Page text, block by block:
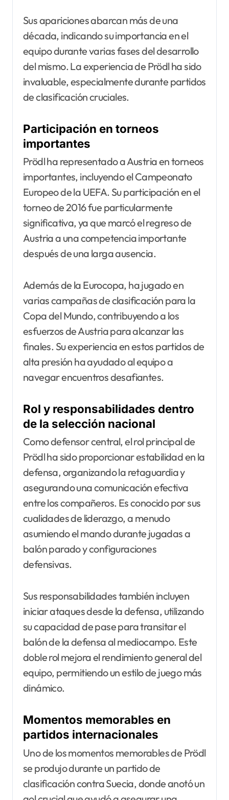
Sus apariciones abarcan más de una
década, indicando su importancia en el
equipo durante varias fases del desarrollo
del mismo. La experiencia de Prödl ha sido
invaluable, especialmente durante partidos
de clasificación cruciales.
Participación en torneos
importantes
Prödl ha representado a Austria en torneos
importantes, incluyendo el Campeonato
Europeo de la UEFA. Su participación en el
torneo de 2016 fue particularmente
significativa, ya que marcó el regreso de
Austria a una competencia importante
después de una larga ausencia.
Además de la Eurocopa, ha jugado en
varias campañas de clasificación para la
Copa del Mundo, contribuyendo a los
esfuerzos de Austria para alcanzar las
finales. Su experiencia en estos partidos de
alta presión ha ayudado al equipo a
navegar encuentros desafiantes.
Rol y responsabilidades dentro
de la selección nacional
Como defensor central, el rol principal de
Prödl ha sido proporcionar estabilidad en la
defensa, organizando la retaguardia y
asegurando una comunicación efectiva
entre los compañeros. Es conocido por sus
cualidades de liderazgo, a menudo
asumiendo el mando durante jugadas a
balón parado y configuraciones
defensivas.
Sus responsabilidades también incluyen
iniciar ataques desde la defensa, utilizando
su capacidad de pase para transitar el
balón de la defensa al mediocampo. Este
doble rol mejora el rendimiento general del
equipo, permitiendo un estilo de juego más
dinámico.
Momentos memorables en
partidos internacionales
Uno de los momentos memorables de Prödl
se produjo durante un partido de
clasificación contra Suecia, donde anotó un